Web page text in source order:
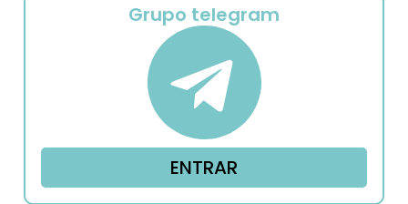
Grupo telegram
ENTRAR